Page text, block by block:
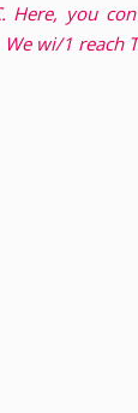
Here, you
wi/1 reach